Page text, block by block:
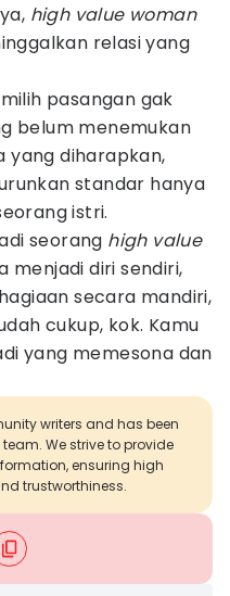
high value woman
relasi yang
pasangan gak
belum menemukan
yang diharapkan,
standar hanya
istri.
seorang high value
menjadi diri sendiri,
secara mandiri,
cukup, kok. Kamu
yang memesona dan
writers and has been
We strive to provide
ensuring high
trustworthiness.